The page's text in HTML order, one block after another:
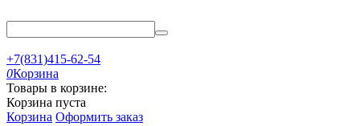
+7(831)415-62-54
0Корзина
Товары в корзине:
Корзина пуста
Корзина Оформить заказ